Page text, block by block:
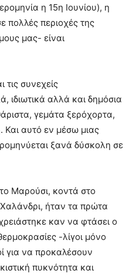
η 15η Ιουνίου), η
πολλές περιοχές της
μας- είναι
συνεχείς
ιδιωτικά αλλά και δημόσια
γεμάτα ξερόχορτα,
Και αυτό εν μέσω μιας
ξανά δύσκολη σε
Μαρούσι, κοντά στο
ήταν τα πρώτα
καν να φτάσει ο
-λίγοι μόνο
για να προκαλέσουν
πυκνότητα και